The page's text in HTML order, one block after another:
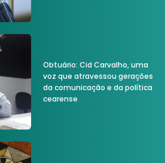
Obtuário: Cid Carvalho, uma
voz que atravessou gerações
da comunicação e da política
cearense